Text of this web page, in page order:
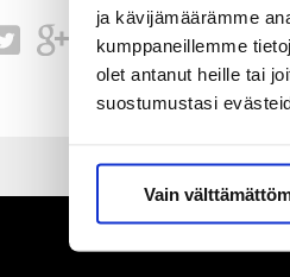
ja kävijämäärämme
kumppaneillemme
olet antanut heille tai
suostumustasi
Vain